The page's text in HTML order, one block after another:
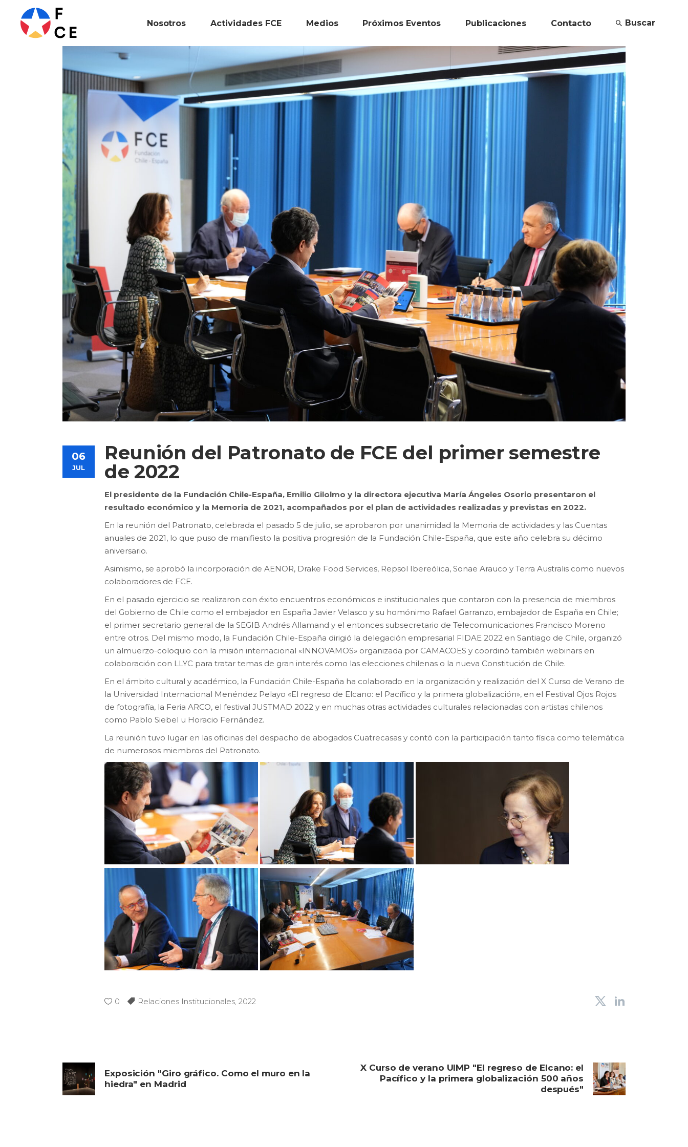
Nosotros Actividades FCE Medios Próximos Eventos Publicaciones Contacto Buscar
06
JUL
Reunión del Patronato de FCE del primer semestre
de 2022
El presidente de la Fundación Chile-España, Emilio Gilolmo y la directora ejecutiva María Ángeles Osorio presentaron el
resultado económico y la Memoria de 2021, acompañados por el plan de actividades realizadas y previstas en 2022.
En la reunión del Patronato, celebrada el pasado 5 de julio, se aprobaron por unanimidad la Memoria de actividades y las Cuentas
anuales de 2021, lo que puso de manifiesto la positiva progresión de la Fundación Chile-España, que este año celebra su décimo
aniversario.
Asimismo, se aprobó la incorporación de AENOR, Drake Food Services, Repsol Ibereólica, Sonae Arauco y Terra Australis como nuevos
colaboradores de FCE.
En el pasado ejercicio se realizaron con éxito encuentros económicos e institucionales que contaron con la presencia de miembros
del Gobierno de Chile como el embajador en España Javier Velasco y su homónimo Rafael Garranzo, embajador de España en Chile;
el primer secretario general de la SEGIB Andrés Allamand y el entonces subsecretario de Telecomunicaciones Francisco Moreno
entre otros. Del mismo modo, la Fundación Chile-España dirigió la delegación empresarial FIDAE 2022 en Santiago de Chile, organizó
un almuerzo-coloquio con la misión internacional «INNOVAMOS» organizada por CAMACOES y coordinó también webinars en
colaboración con LLYC para tratar temas de gran interés como las elecciones chilenas o la nueva Constitución de Chile.
En el ámbito cultural y académico, la Fundación Chile-España ha colaborado en la organización y realización del X Curso de Verano de
la Universidad Internacional Menéndez Pelayo «El regreso de Elcano: el Pacífico y la primera globalización», en el Festival Ojos Rojos
de fotografía, la Feria ARCO, el festival JUSTMAD 2022 y en muchas otras actividades culturales relacionadas con artistas chilenos
como Pablo Siebel u Horacio Fernández.
La reunión tuvo lugar en las oficinas del despacho de abogados Cuatrecasas y contó con la participación tanto física como telemática
de numerosos miembros del Patronato.
0 Relaciones Institucionales, 2022
Exposición "Giro gráfico. Como el muro en la
hiedra" en Madrid
X Curso de verano UIMP "El regreso de Elcano: el
Pacífico y la primera globalización 500 años
después"